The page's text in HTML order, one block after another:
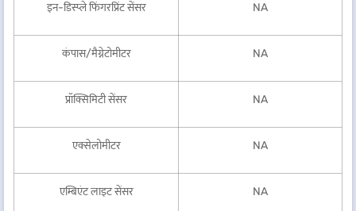
इन-डिस्प्ले फिंगरप्रिंट सेंसर NA
कंपास/मैग्नेटोमीटर NA
प्रॉक्सिमिटी सेंसर NA
एक्सेलोमीटर NA
एम्बिएंट लाइट सेंसर NA